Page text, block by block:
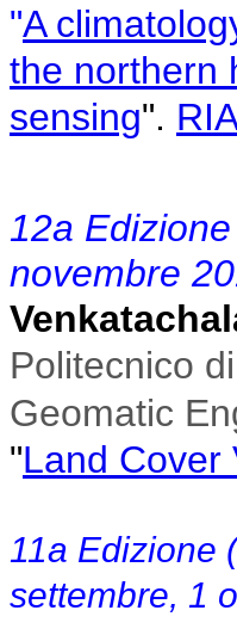
"A
the northern
sensing".
12a
novembre
Politecnico
Geomatic
"Land Cover
11a Edizione
settembre, 1